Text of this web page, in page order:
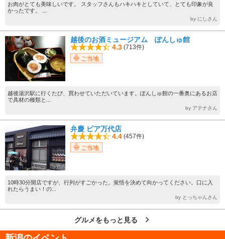
お肉がとても美味しいです。 スタッフさんもハキハキとしていて、とても印象が良
かったです。 ...
by にしさん
越後のお酒ミュージアム ぽんしゅ館
4.3 (713件)
ご当地
越後湯沢駅に行くたび、買わせていただいています。ぽんしゅ館の一番奥にあるお店
で具材の種類と...
by アテナさん
弁慶 ピア万代店
4.4 (457件)
ご当地
10時30分開店ですが、行列がすごかった。覚悟を決めて向かってください。口に入
れたらうまい！の...
by とっちゃんさん
グルメをもっと見る